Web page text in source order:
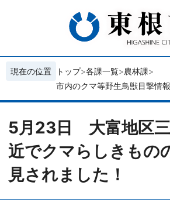
現在の位置 トップ 各課一覧 農林課
市内のクマ等野生鳥獣目撃情報
5月23日 大富地区
近でクマらしきもの
見されました！